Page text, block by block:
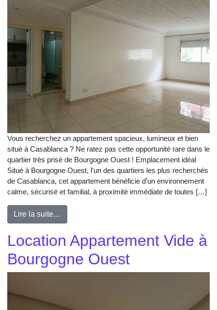
Vous recherchez un appartement spacieux, lumineux et bien
situé à Casablanca ? Ne ratez pas cette opportunité rare dans le
quartier très prisé de Bourgogne Ouest ! Emplacement idéal
Situé à Bourgogne Ouest, l’un des quartiers les plus recherchés
de Casablanca, cet appartement bénéficie d’un environnement
calme, sécurisé et familial, à proximité immédiate de toutes […]
Lire la suite…
Location Appartement Vide à
Bourgogne Ouest